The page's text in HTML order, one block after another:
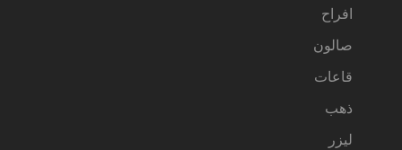
افراح
صالون
قاعات
ذهب
ليزر